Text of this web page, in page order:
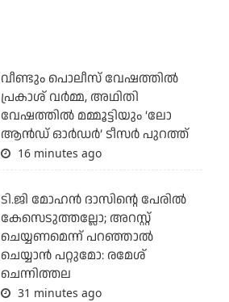
വീണ്ടും പൊലീസ് വേഷത്തിൽ
പ്രകാശ് വർമ്മ, അഥിതി
വേഷത്തിൽ മമ്മൂട്ടിയും ‘ലോ
ആൻഡ് ഓർഡർ’ ടീസർ പുറത്ത്
16 minutes ago
ടി.ജി മോഹന്‍ ദാസിന്റെ പേരില്‍
കേസെടുത്തല്ലോ; അറസ്റ്റ്
ചെയ്യണമെന്ന് പറഞ്ഞാല്‍
ചെയ്യാന്‍ പറ്റുമോ: രമേശ്
ചെന്നിത്തല
31 minutes ago